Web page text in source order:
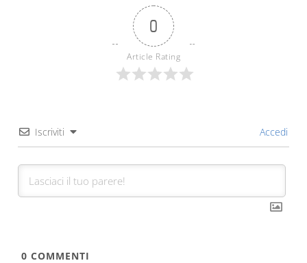
0
Article Rating
Iscriviti Accedi
0 COMMENTI